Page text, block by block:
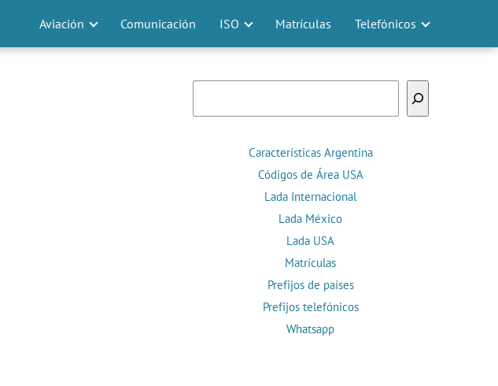
Aviación Comunicación ISO Matrículas Telefónicos
Características Argentina
Códigos de Área USA
Lada Internacional
Lada México
Lada USA
Matrículas
Prefijos de países
Prefijos telefónicos
Whatsapp